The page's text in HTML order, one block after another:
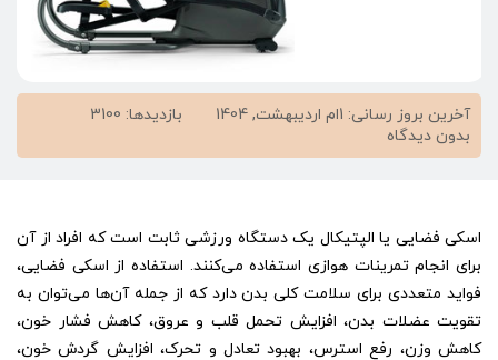
آخرین بروز رسانی: 1ام اردیبهشت, 1404
بازدیدها: 3100
بدون دیدگاه
معرفی
فضایی
و
آن
ها
اسکی فضایی یا الپتیکال یک دستگاه ورزشی ثابت است که افراد از آن
برای انجام تمرینات هوازی استفاده می‌کنند. استفاده از اسکی فضایی،
فواید متعددی برای سلامت کلی بدن دارد که از جمله آن‌ها می‌توان به
تقویت عضلات بدن، افزایش تحمل قلب و عروق، کاهش فشار خون،
کاهش وزن، رفع استرس، بهبود تعادل و تحرک، افزایش گردش خون،